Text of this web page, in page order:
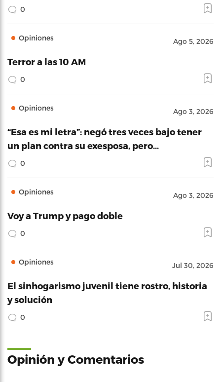
0
Opiniones Ago 5, 2026
Terror a las 10 AM
0
Opiniones Ago 3, 2026
“Esa es mi letra”: negó tres veces bajo tener
un plan contra su exesposa, pero…
0
Opiniones Ago 3, 2026
Voy a Trump y pago doble
0
Opiniones Jul 30, 2026
El sinhogarismo juvenil tiene rostro, historia
y solución
0
Opinión y Comentarios